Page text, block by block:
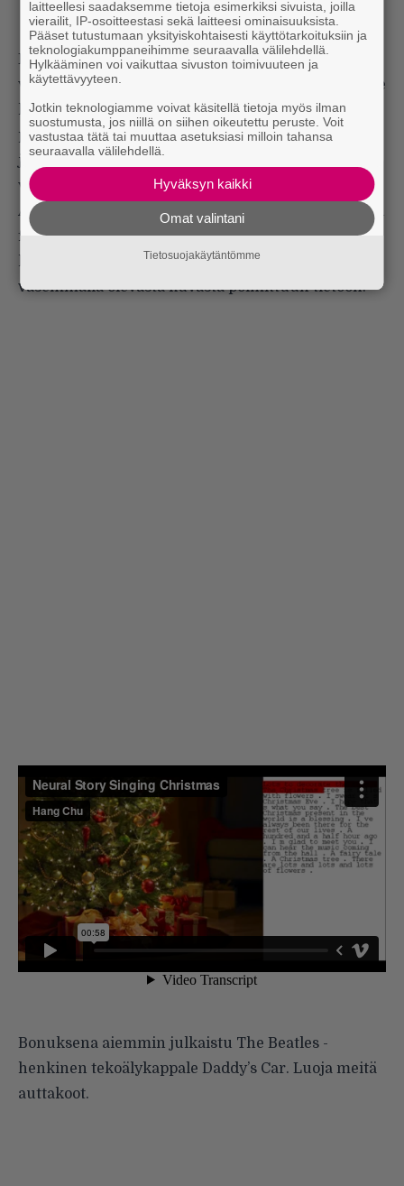
Esimerkiksi kuinka nerokas olisi applikaatio, johon
voit syöttää haluamasi tunnelman hakusanoja, ja se
loihtii sinulle vaikkapa rap-biitin? Tällaiseen on
paatuneenkin muusikon helppo lähteä mukaan,
jolloin jo otetaan askel lähemmäs tekoälymusiikin
vallankumousta.
Alla kammottava tietokoneen optimoima joululaulu
from hell. Tekniikka pohjautuu aiemmin
koneeseen syötettyyn tietoon joululauluista, sekä
vasemmalla olevasta kuvasta poimittuun tietoon.
Bonuksena aiemmin julkaistu The Beatles -
henkinen tekoälykappale Daddy’s Car. Luoja meitä
auttakoot.
laitteellesi saadaksemme tietoja esimerkiksi sivuista, joilla
vierailit, IP-osoitteestasi sekä laitteesi ominaisuuksista.
Pääset tutustumaan yksityiskohtaisesti käyttötarkoituksiin ja
teknologiakumppaneihimme seuraavalla välilehdellä.
Hylkääminen voi vaikuttaa sivuston toimivuuteen ja
käytettävyyteen.
Jotkin teknologiamme voivat käsitellä tietoja myös ilman
suostumusta, jos niillä on siihen oikeutettu peruste. Voit
vastustaa tätä tai muuttaa asetuksiasi milloin tahansa
seuraavalla välilehdellä.
Hyväksyn kaikki
Omat valintani
Tietosuojakäytäntömme